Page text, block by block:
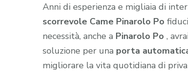
Anni di esperienza e migliaia di
scorrevole Came Pinarolo Po
necessità, anche a Pinarolo Po ,
soluzione per una porta
migliorare la vita quotidiana di